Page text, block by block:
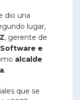
dio una
lugar,
, gerente de
Software e
alcalde
.
que se